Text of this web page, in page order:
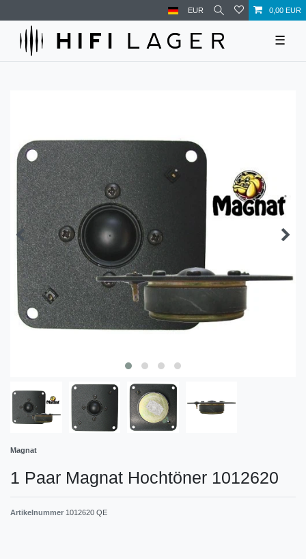
EUR 0,00 EUR
☰
Magnat
1 Paar Magnat Hochtöner 1012620
Artikelnummer 1012620 QE